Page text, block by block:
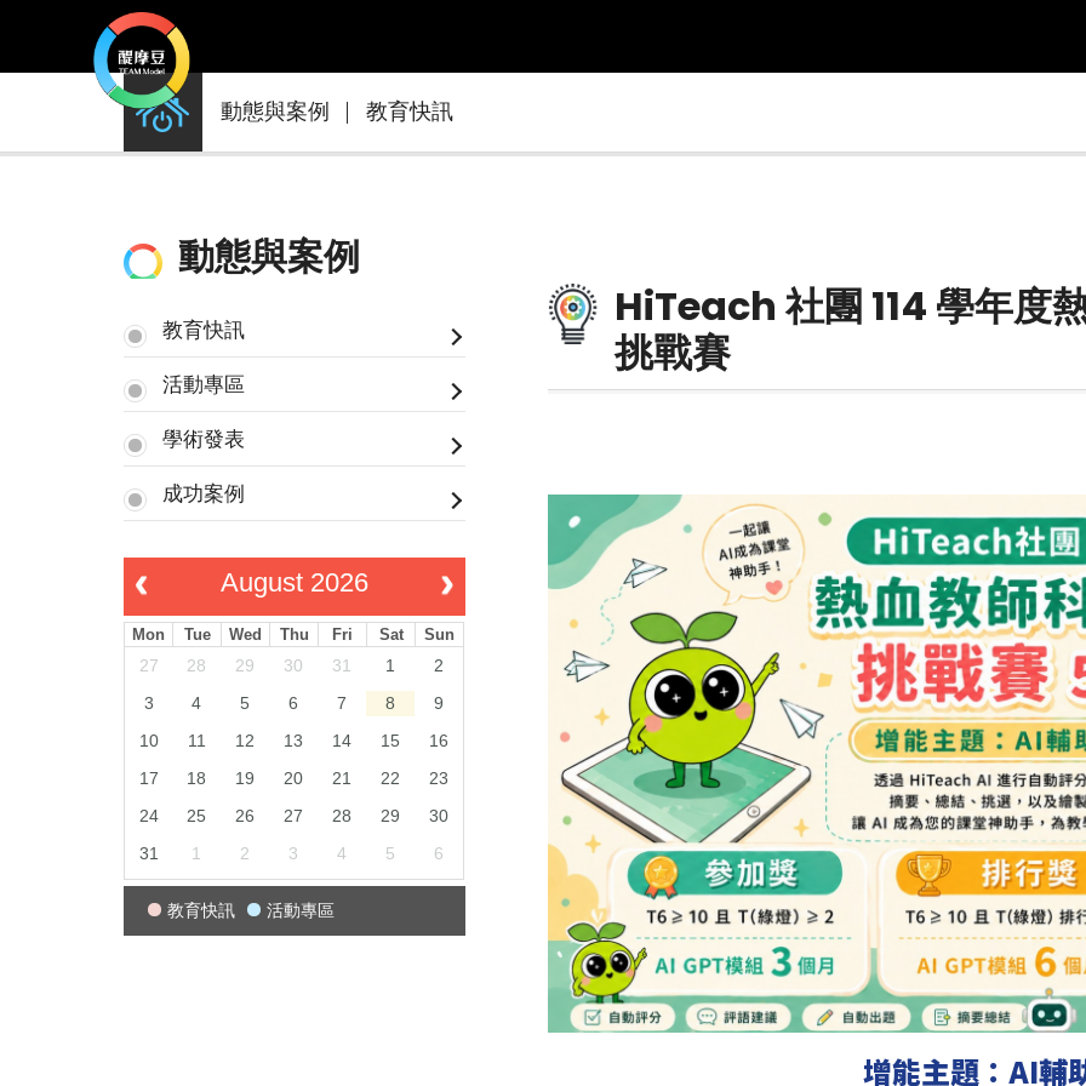
動態與案例 教育快訊
動態與案例
教育快訊
活動專區
學術發表
成功案例
August 2026
Mon Tue Wed Thu Fri Sat Sun
27 28 29 30 31 1
2
3
4 5 6 7 8
9
10
11 12 13 14 15
16
17
18 19 20 21 22
23
24
25 26 27 28 29
30
31
1 2 3 4 5 6
教育快訊 活動專區
HiTeach 社團 114 學年度
挑戰賽
增能主題：AI輔